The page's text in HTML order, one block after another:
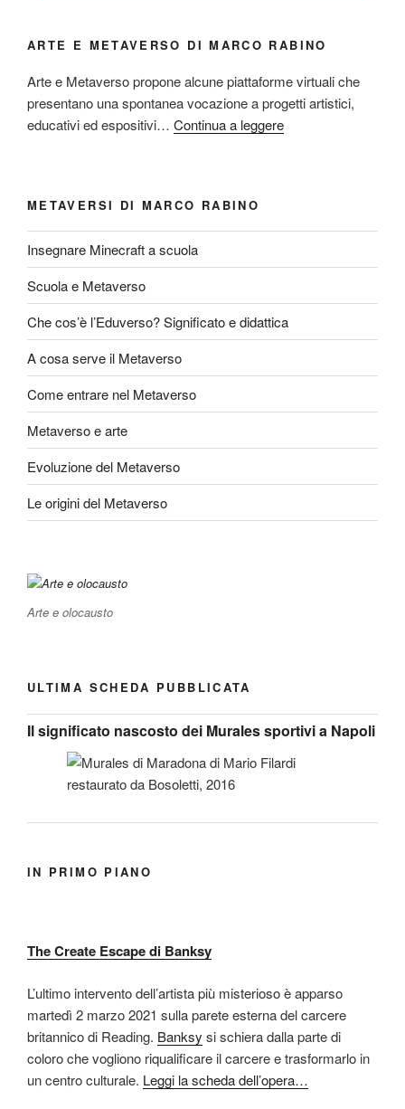
ARTE E METAVERSO DI MARCO RABINO
Arte e Metaverso propone alcune piattaforme virtuali che
presentano una spontanea vocazione a progetti artistici,
educativi ed espositivi… Continua a leggere
METAVERSI DI MARCO RABINO
Insegnare Minecraft a scuola
Scuola e Metaverso
Che cos’è l’Eduverso? Significato e didattica
A cosa serve il Metaverso
Come entrare nel Metaverso
Metaverso e arte
Evoluzione del Metaverso
Le origini del Metaverso
Arte e olocausto
ULTIMA SCHEDA PUBBLICATA
Il significato nascosto dei Murales sportivi a Napoli
IN PRIMO PIANO
The Create Escape di Banksy
L’ultimo intervento dell’artista più misterioso è apparso
martedì 2 marzo 2021 sulla parete esterna del carcere
britannico di Reading. Banksy si schiera dalla parte di
coloro che vogliono riqualificare il carcere e trasformarlo in
un centro culturale. Leggi la scheda dell’opera…